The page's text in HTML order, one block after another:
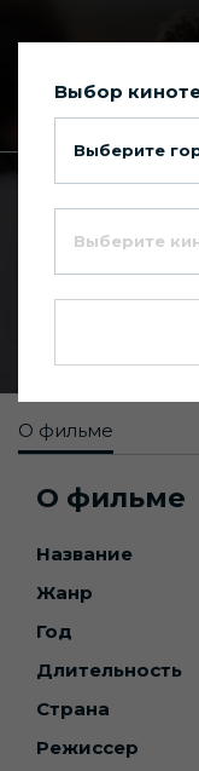
О фильме
О фильме
Название
Жанр
Год
Длительность
Страна
Режиссер
Выбор
Выберите
Выберите